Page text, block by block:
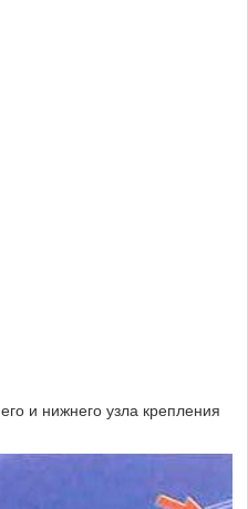
и нижнего узла крепления